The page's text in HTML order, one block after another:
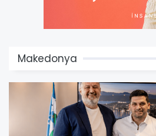
Makedonya